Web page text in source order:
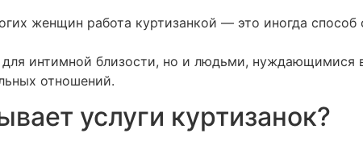
женщин работа куртизанкой — это иногда способ
интимной близости, но и людьми, нуждающимися
отношений.
услуги куртизанок?